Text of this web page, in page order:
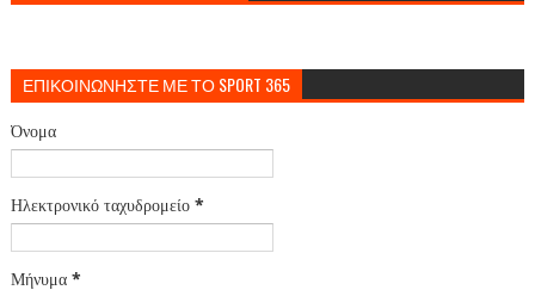
ΕΠΙΚΟΙΝΩΝΗΣΤΕ ΜΕ ΤΟ SPORT 365
Όνομα
Ηλεκτρονικό ταχυδρομείο *
Μήνυμα *